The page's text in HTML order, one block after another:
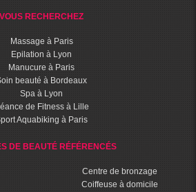
VOUS RECHERCHEZ
Massage à Paris
Epilation à Lyon
Manucure à Paris
beauté à Bordeaux
Spa à Lyon
de Fitness à Lille
Aquabiking à Paris
DE BEAUTÉ RÉFÉRENCÉS
Centre de bronzage
Coiffeuse à domicile